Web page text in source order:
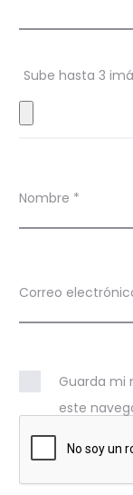
n
s
Sube hasta 3
Nombre *
Correo
Guarda mi
este